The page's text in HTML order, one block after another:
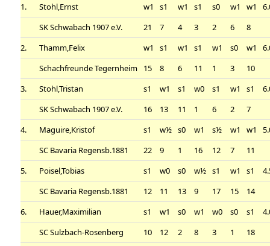
1. Stohl,Ernst w1 s1 w1 s1 s0 w1 w1
SK Schwabach 1907 e.V.
21 7 4 3 2 6
8
2.
Thamm,Felix w1 s1 w1 s1 w1 s0 w1
Schachfreunde Tegernheim
15 8 6 11 1 3
10
3.
Stohl,Tristan s1 w1 s1 w0 s1 w1 s1
SK Schwabach 1907 e.V.
16 13 11 1 6 2
7
4.
Maguire,Kristof s1 w½ s0 w1 s½ w1 w1
SC Bavaria Regensb.1881
22 9 1 16 12 7
11
5.
Poisel,Tobias s1 w0 s0 w½ s1 w1 s1
SC Bavaria Regensb.1881
12 11 13 9 17 15
14
6.
Hauer,Maximilian s1 w1 s0 w1 w0 s0 s1
SC Sulzbach-Rosenberg
10 12 2 8 3 1
18